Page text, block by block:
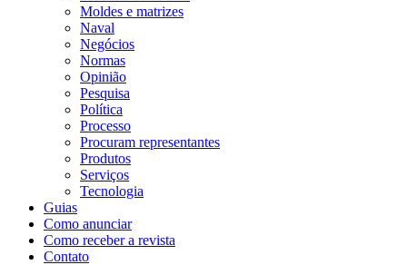
Moldes e matrizes
Naval
Negócios
Normas
Opinião
Pesquisa
Política
Processo
Procuram representantes
Produtos
Serviços
Tecnologia
Guias
Como anunciar
Como receber a revista
Contato